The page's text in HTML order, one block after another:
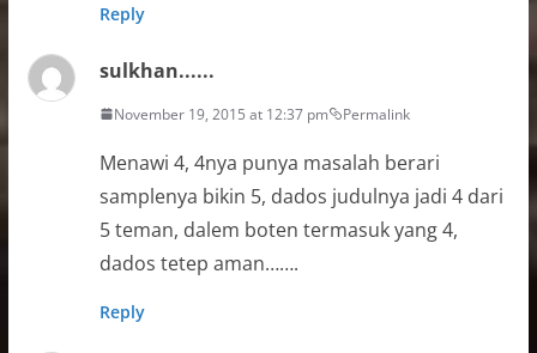
Reply
sulkhan......
November 19, 2015 at 12:37 pm Permalink
Menawi 4, 4nya punya masalah berari
samplenya bikin 5, dados judulnya jadi 4 dari
5 teman, dalem boten termasuk yang 4,
dados tetep aman…….
Reply